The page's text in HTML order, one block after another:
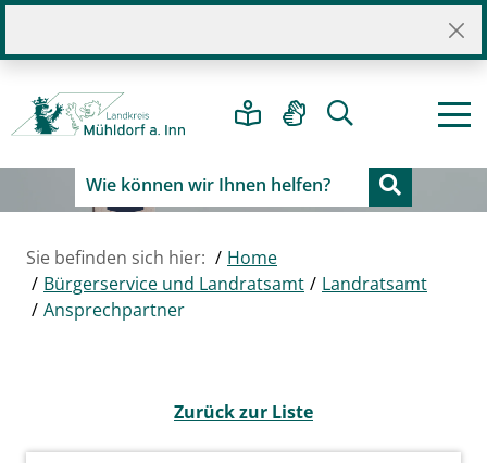
Sie befinden sich hier:
Home
Bürgerservice und Landratsamt
Landratsamt
Ansprechpartner
Zurück zur Liste